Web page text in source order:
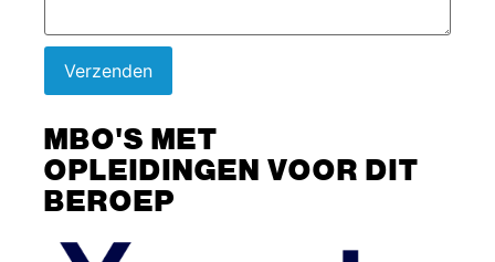
Verzenden
MBO'S MET
OPLEIDINGEN VOOR DIT
BEROEP